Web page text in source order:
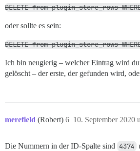
DELETE from plugin_store_rows
oder sollte es sein:
DELETE from plugin_store_rows
Ich bin neugierig – welcher Eintrag wird
gelöscht – der erste, der gefunden wird,
merefield (Robert) 10. September 2020
6
Die Nummern in der ID-Spalte sind 4374